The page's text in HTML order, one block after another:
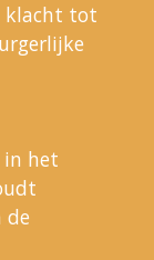
klacht tot
in het
de